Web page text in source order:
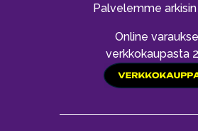
Palvelemme
Online
verkkokaupasta